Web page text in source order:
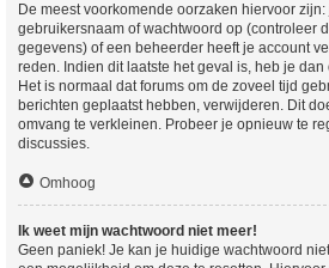
De meest voorkomende oorzaken hiervoor
gebruikersnaam of wachtwoord op (controleer
gegevens) of een beheerder heeft je account
reden. Indien dit laatste het geval is, heb je
Het is normaal dat forums om de zoveel tijd
berichten geplaatst hebben, verwijderen. Dit
omvang te verkleinen. Probeer je opnieuw te
discussies.
Omhoog
Ik weet mijn wachtwoord niet meer!
Geen paniek! Je kan je huidige wachtwoord